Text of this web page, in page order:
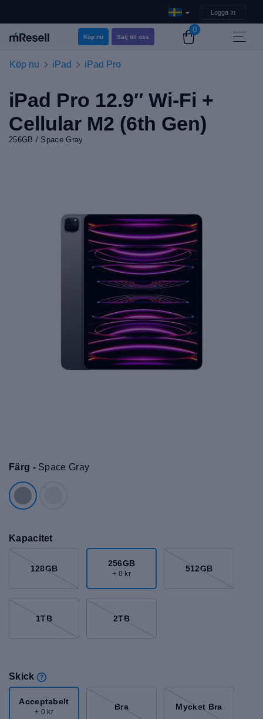
Logga In
Köp nu Sälj till oss
0
Köp nu iPad iPad Pro
iPad Pro 12.9″ Wi-Fi +
Cellular M2 (6th Gen)
256GB / Space Gray
Färg - Space Gray
Kapacitet
128GB
256GB
+ 0 kr
512GB
1TB 2TB
Skick
Acceptabelt
+ 0 kr
Bra Mycket Bra